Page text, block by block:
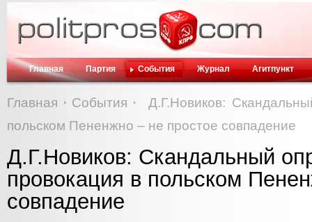
Главная Партия События Журнал Агитпункт
Главная События
Д.Г.Новиков:
польском Пененжно – не простое совпадение
Д.Г.Новиков: Скандальный
провокация в польском
совпадение